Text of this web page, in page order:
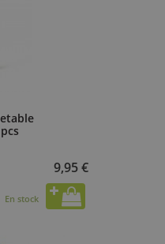
9,95 €
En stock